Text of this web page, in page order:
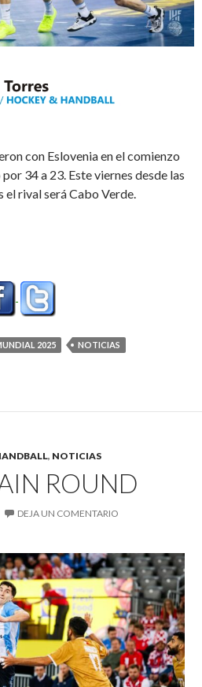
con Eslovenia en el comienzo
34 a 23. Este viernes desde las
el rival será Cabo Verde.
2025
NOTICIAS
, NOTICIAS
ROUND
DEJA UN COMENTARIO